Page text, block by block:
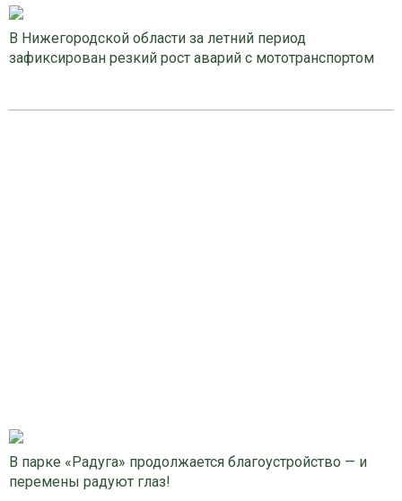
В Нижегородской области за летний период
зафиксирован резкий рост аварий с мототранспортом
В парке «Радуга» продолжается благоустройство — и
перемены радуют глаз!